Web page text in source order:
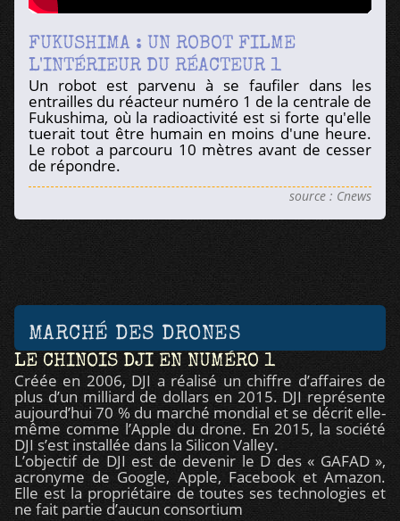
FUKUSHIMA : UN ROBOT FILME
L'INTÉRIEUR DU RÉACTEUR 1
Un robot est parvenu à se faufiler dans les
entrailles du réacteur numéro 1 de la centrale de
Fukushima, où la radioactivité est si forte qu'elle
tuerait tout être humain en moins d'une heure.
Le robot a parcouru 10 mètres avant de cesser
de répondre.
source : Cnews
MARCHÉ DES DRONES
LE CHINOIS DJI EN NUMÉRO 1
Créée en 2006, DJI a réalisé un chiffre d’affaires de
plus d’un milliard de dollars en 2015. DJI représente
aujourd’hui 70 % du marché mondial et se décrit elle-
même comme l’Apple du drone. En 2015, la société
DJI s’est installée dans la Silicon Valley.
L’objectif de DJI est de devenir le D des « GAFAD »,
acronyme de Google, Apple, Facebook et Amazon.
Elle est la propriétaire de toutes ses technologies et
ne fait partie d’aucun consortium